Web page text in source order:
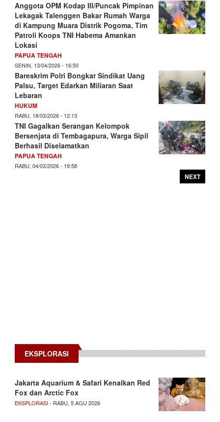
Anggota OPM Kodap III/Puncak Pimpinan
Lekagak Talenggen Bakar Rumah Warga
di Kampung Muara Distrik Pogoma, Tim
Patroli Koops TNI Habema Amankan
Lokasi
PAPUA TENGAH
SENIN, 13/04/2026 - 16:50
Bareskrim Polri Bongkar Sindikat Uang
Palsu, Target Edarkan Miliaran Saat
Lebaran
HUKUM
RABU, 18/03/2026 - 12:13
TNI Gagalkan Serangan Kelompok
Bersenjata di Tembagapura, Warga Sipil
Berhasil Diselamatkan
PAPUA TENGAH
RABU, 04/03/2026 - 19:58
NEXT
EKSPLORASI
Jakarta Aquarium & Safari Kenalkan Red
Fox dan Arctic Fox
EKSPLORASI- RABU, 5 AGU 2026